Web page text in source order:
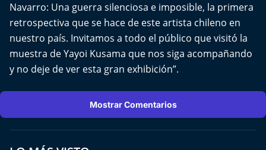
Navarro: Una guerra silenciosa e imposible, la primera
retrospectiva que se hace de este artista chileno en
nuestro país. Invitamos a todo el público que visitó la
muestra de Yayoi Kusama que nos siga acompañando
y no deje de ver esta gran exhibición”.
Mostrar Comentarios